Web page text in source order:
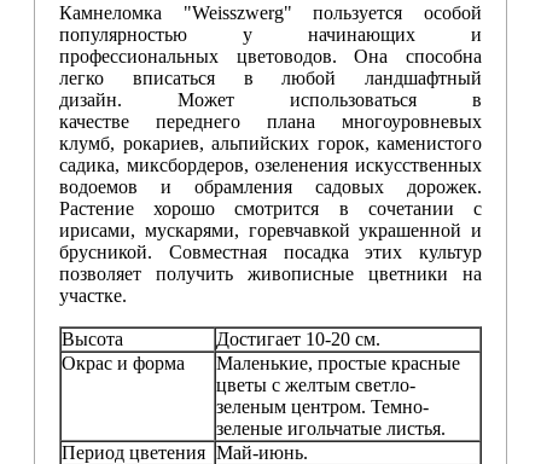
Камнеломка "Weisszwerg" пользуется особой
популярностью у начинающих и
профессиональных цветоводов. Она способна
легко вписаться в любой ландшафтный
дизайн. Может использоваться в
качестве переднего плана многоуровневых
клумб, рокариев, альпийских горок, каменистого
садика, миксбордеров, озеленения искусственных
водоемов и обрамления садовых дорожек.
Растение хорошо смотрится в сочетании с
ирисами, мускарями, горевчавкой украшенной и
брусникой. Совместная посадка этих культур
позволяет получить живописные цветники на
участке.
Высота
Достигает 10-20 см.
Окрас и форма
Маленькие, простые красные
цветы с желтым светло-
зеленым центром. Темно-
зеленые игольчатые листья.
Период цветения Май-июнь.